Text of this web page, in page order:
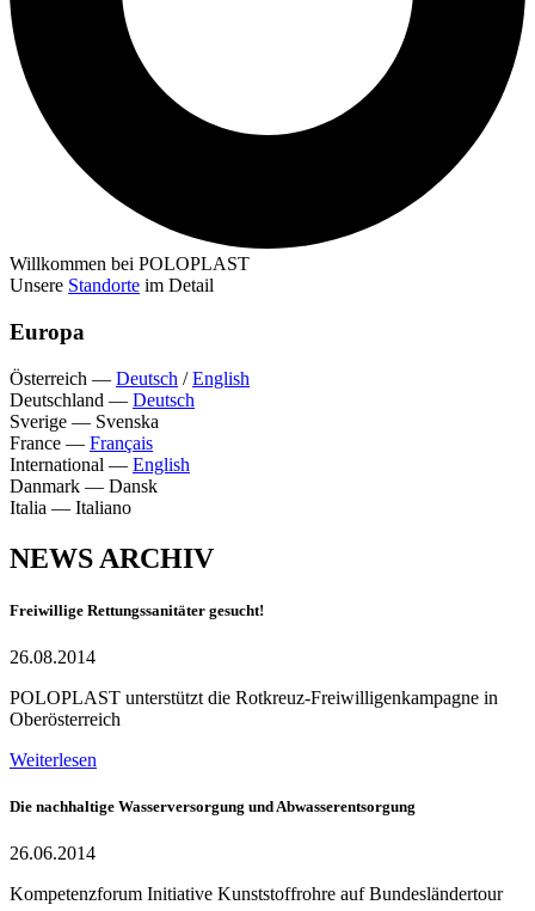
Willkommen bei POLOPLAST
Unsere Standorte im Detail
Europa
Österreich — Deutsch /English
Deutschland — Deutsch
Sverige — Svenska
France — Français
International — English
Danmark — Dansk
Italia — Italiano
NEWS ARCHIV
Freiwillige Rettungssanitäter gesucht!
26.08.2014
POLOPLAST unterstützt die Rotkreuz-Freiwilligenkampagne in
Oberösterreich
Weiterlesen
Die nachhaltige Wasserversorgung und Abwasserentsorgung
26.06.2014
Kompetenzforum Initiative Kunststoffrohre auf Bundesländertour